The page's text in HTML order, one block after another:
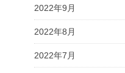
2022年9月
2022年8月
2022年7月